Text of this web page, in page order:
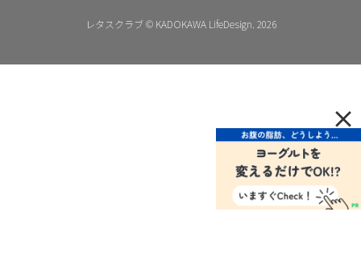
レタスクラブ © KADOKAWA LifeDesign. 2026
×